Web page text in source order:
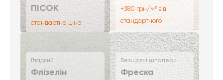
ПІСОК
стандартна ціна
+380 грн/м² від
стандартного
Гладкий
Флізелін
Безшовні шпалери
Фреска